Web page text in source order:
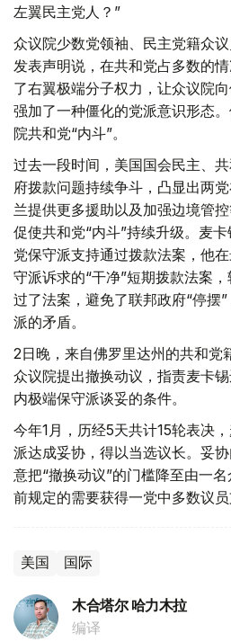
左翼民主党人？”
众议院少数党领袖、民主党籍众
发表声明说，在共和党占多数的
了右翼极端分子权力，让众议院
强加了一种僵化的党派意识形态
院共和党“内斗”。
过去一段时间，美国国会民主、
府拨款问题持续争斗，凸显出两
兰提供更多援助以及加强边境管
促使共和党“内斗”持续升级。麦
党保守派支持通过拨款法案，他
守派诉求的“干净”短期拨款法案
过了法案，避免了联邦政府“停摆
派的矛盾。
2日晚，来自佛罗里达州的共和党
众议院提出撤换动议，指责麦卡
内极端保守派谈妥的条件。
今年1月，历经5天共计15轮表决
派达成妥协，得以当选议长。妥
意把“撤换动议”的门槛降至由一
前规定的需要获得一党中多数议员
美国 国际
木合塔尔 哈力木拉
编译